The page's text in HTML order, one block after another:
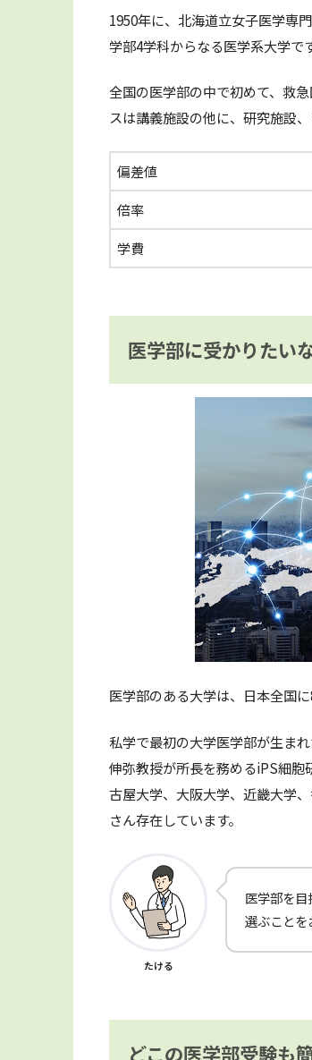
1950年に、北海道立女子医学専
学部4学科からなる医学系大学です
全国の医学部の中で初めて、救
スは講義施設の他に、研究施設
偏差値
倍率
学費
医学部に受かりたい
医学部のある大学は、日本全国に
私学で最初の大学医学部が生ま
伸弥教授が所長を務めるiPS細
古屋大学、大阪大学、近畿大学
さん存在しています。
たける
医学部を
選ぶことを
どこの医学部受験も